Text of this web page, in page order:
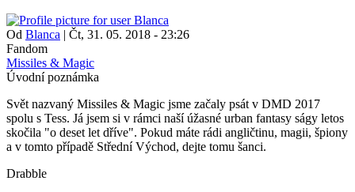
Od Blanca | Čt, 31. 05. 2018 - 23:26
Fandom
Missiles & Magic
Úvodní poznámka
Svět nazvaný Missiles & Magic jsme začaly psát v DMD 2017
spolu s Tess. Já jsem si v rámci naší úžasné urban fantasy ságy letos
skočila "o deset let dříve". Pokud máte rádi angličtinu, magii, špiony
a v tomto případě Střední Východ, dejte tomu šanci.
Drabble